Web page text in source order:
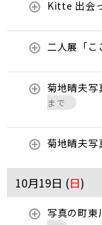
Kitte 出会
二人展「
菊地晴夫
まで
菊地晴夫写
10月19日 (日)
写真の町